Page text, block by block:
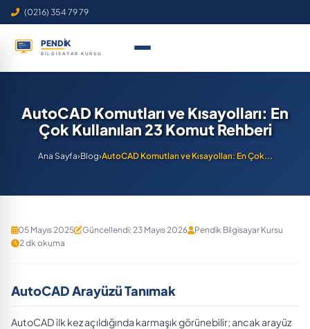
(0216) 354 79 79
AutoCAD Komutları ve Kısayolları: En
Çok Kullanılan 23 Komut Rehberi
Ana Sayfa›Blog›AutoCAD Komutları ve Kısayolları: En Çok...
05 Mayıs 2025 Güncellendi: 23 Mayıs 2026
Pendik Bilgisayar Kursu
2 dk okuma
AutoCAD Arayüzü Tanımak
AutoCAD ilk kez açıldığında karmaşık görünebilir; ancak arayüz